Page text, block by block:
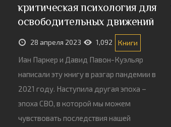
критическая психология для
освободительных движений
28 апреля 2023 1,092 Книги
Иан Паркер и Давид Павон-Куэльяр
написали эту книгу в разгар пандемии в
2021 году. Наступила другая эпоха –
эпоха СВО, в которой мы можем
чувствовать последствия нашей